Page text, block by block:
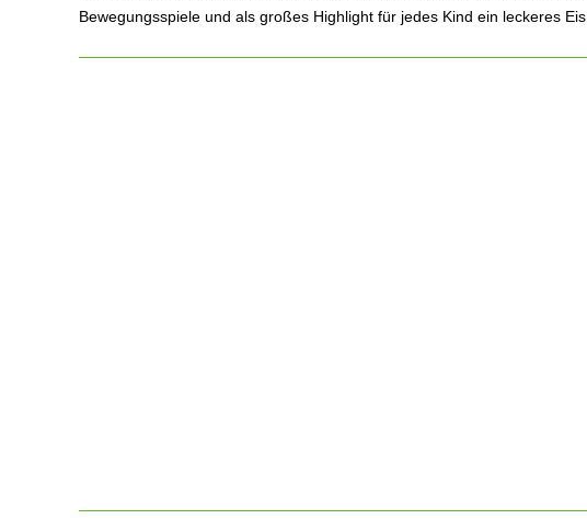
Bewegungsspiele und als großes Highlight für jedes Kind ein leckeres Eis.